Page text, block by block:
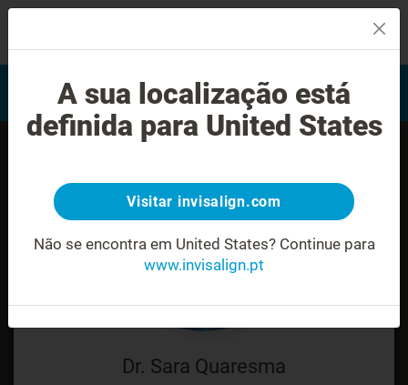
Avaliação do sorriso
Encontrar um Invisalign
provider
Dr. Sara Quaresma
A sua localização está
definida para United States
Visitar invisalign.com
Não se encontra em United States? Continue para
www.invisalign.pt